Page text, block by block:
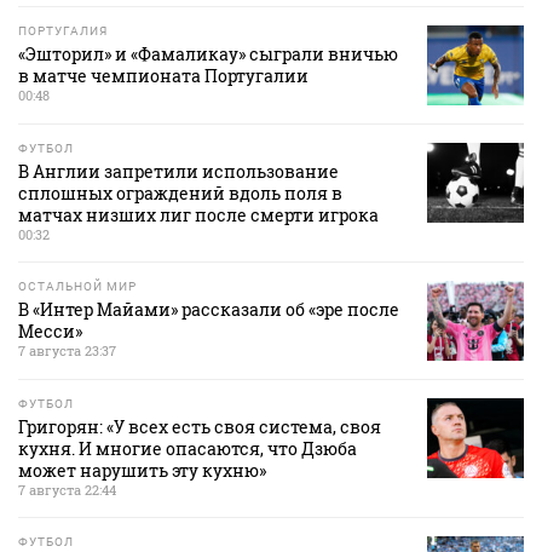
ПОРТУГАЛИЯ
«Эшторил» и «Фамаликау» сыграли вничью
в матче чемпионата Португалии
00:48
ФУТБОЛ
В Англии запретили использование
сплошных ограждений вдоль поля в
матчах низших лиг после смерти игрока
00:32
ОСТАЛЬНОЙ МИР
В «Интер Майами» рассказали об «эре после
Месси»
7 августа 23:37
ФУТБОЛ
Григорян: «У всех есть своя система, своя
кухня. И многие опасаются, что Дзюба
может нарушить эту кухню»
7 августа 22:44
ФУТБОЛ